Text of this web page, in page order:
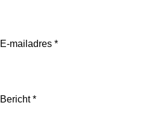
E-mailadres *
Bericht *